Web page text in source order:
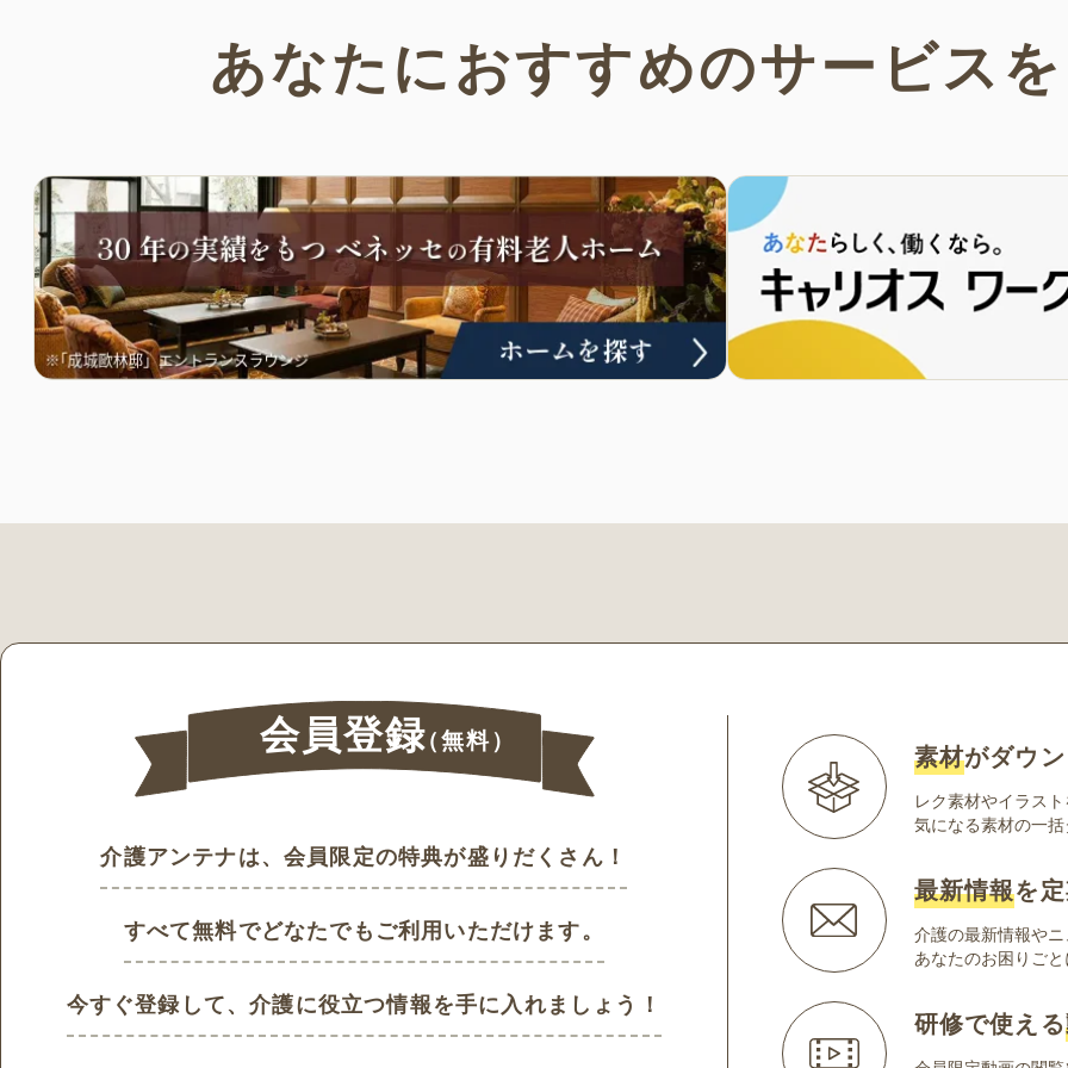
あなたにおすすめのサービス
会員登録（無料）
介護アンテナは、会員限定の特典が盛りだくさん！
すべて無料でどなたでもご利用いただけます。
今すぐ登録して、介護に役立つ情報を手に入れましょう！
素材がダウ
レク素材やイラス
気になる素材の一
最新情報を
介護の最新情報や
あなたのお困りご
研修で使える